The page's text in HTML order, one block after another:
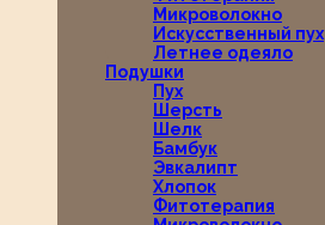
Микроволокно
Искусственный пух
Летнее одеяло
Подушки
Пух
Шерсть
Шелк
Бамбук
Эвкалипт
Хлопок
Фитотерапия